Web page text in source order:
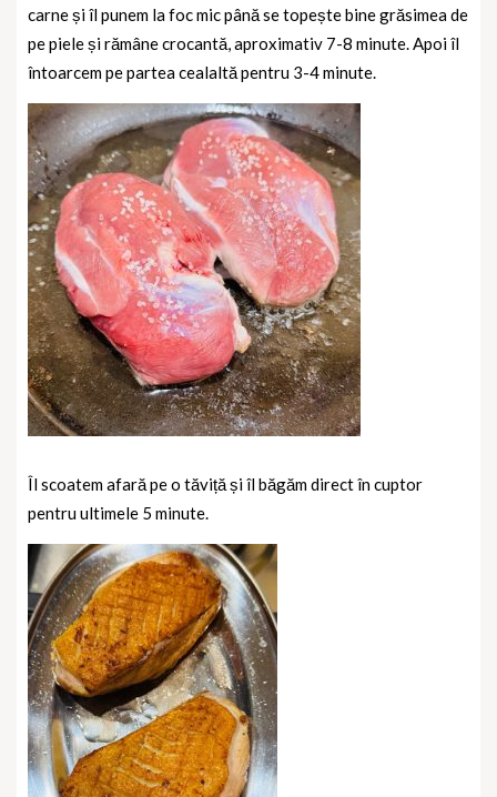
carne și îl punem la foc mic până se topește bine grăsimea de
pe piele și rămâne crocantă, aproximativ 7-8 minute. Apoi îl
întoarcem pe partea cealaltă pentru 3-4 minute.
Îl scoatem afară pe o tăviță și îl băgăm direct în cuptor
pentru ultimele 5 minute.